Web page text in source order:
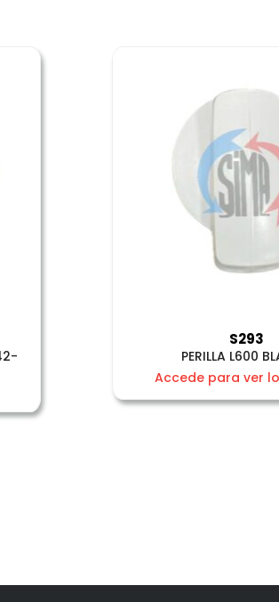
S293
PERILLA L600
Accede para ver